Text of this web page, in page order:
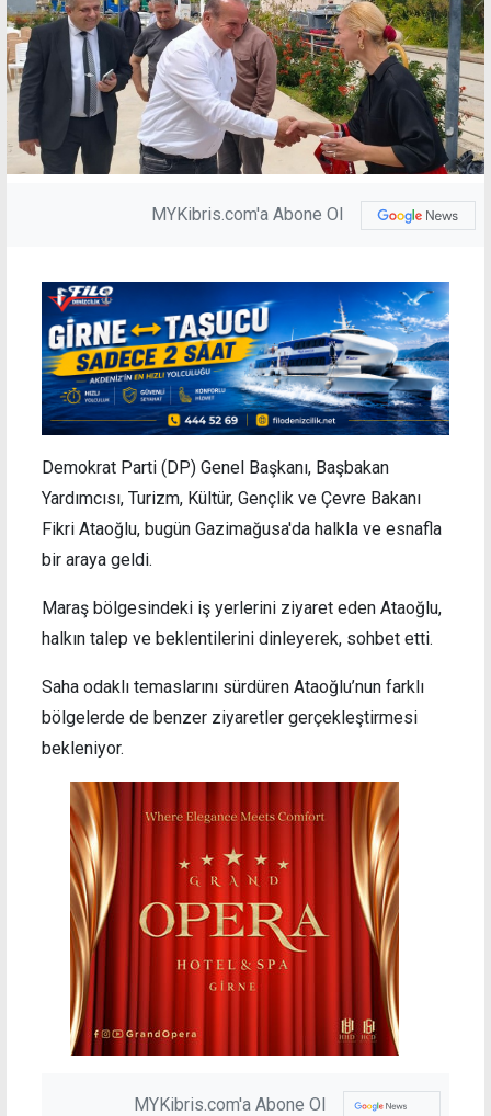
MYKibris.com'a Abone Ol
Demokrat Parti (DP) Genel Başkanı, Başbakan
Yardımcısı, Turizm, Kültür, Gençlik ve Çevre Bakanı
Fikri Ataoğlu, bugün Gazimağusa'da halkla ve esnafla
bir araya geldi.
Maraş bölgesindeki iş yerlerini ziyaret eden Ataoğlu,
halkın talep ve beklentilerini dinleyerek, sohbet etti.
Saha odaklı temaslarını sürdüren Ataoğlu’nun farklı
bölgelerde de benzer ziyaretler gerçekleştirmesi
bekleniyor.
MYKibris.com'a Abone Ol